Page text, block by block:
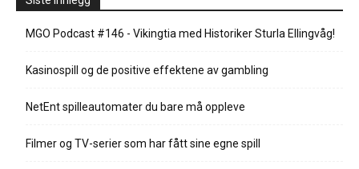
MGO Podcast #146 - Vikingtia med Historiker Sturla Ellingvåg!
Kasinospill og de positive effektene av gambling
NetEnt spilleautomater du bare må oppleve
Filmer og TV-serier som har fått sine egne spill